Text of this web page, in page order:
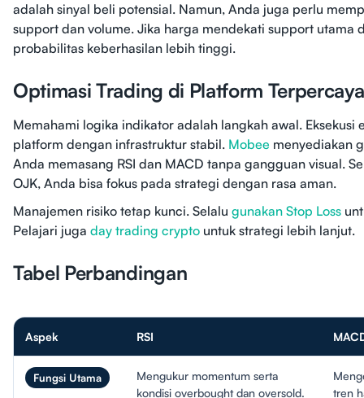
adalah sinyal beli potensial. Namun, Anda juga perlu
support dan volume. Jika harga mendekati support utama
probabilitas keberhasilan lebih tinggi.
Optimasi Trading di Platform Terpercaya
Memahami logika indikator adalah langkah awal. Eksekusi
platform dengan infrastruktur stabil. Mobee menyediakan
Anda memasang RSI dan MACD tanpa gangguan visual.
OJK, Anda bisa fokus pada strategi dengan rasa aman.
Manajemen risiko tetap kunci. Selalu gunakan Stop Loss
Pelajari juga day trading crypto untuk strategi lebih lanjut.
Tabel Perbandingan
Aspek RSI
Fungsi Utama
Mengukur momentum serta
kondisi overbought dan oversold.
tren